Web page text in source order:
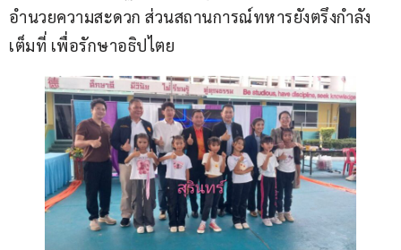
อำนวยความสะดวก ส่วนสถานการณ์ทหารยังตรึงกำลัง
เต็มที่ เพื่อรักษาอธิปไตย